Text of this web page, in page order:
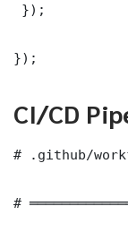
});
});
CI/CD
# .github/
#